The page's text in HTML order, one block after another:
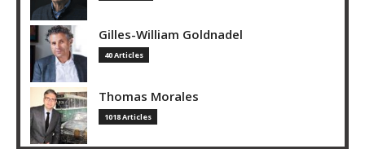
Gilles-William Goldnadel
40 Articles
Thomas Morales
1018 Articles